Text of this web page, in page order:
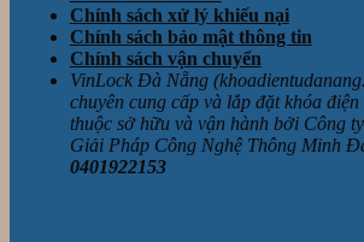
Chính sách xử lý khiếu nại
Chính sách bảo mật thông tin
Chính sách vận chuyển
VinLock Đà Nẵng
chuyên cung cấp và lắp đặt khóa
thuộc sở hữu và vận hành bởi Công
Giải Pháp Công Nghệ Thông Minh
0401922153